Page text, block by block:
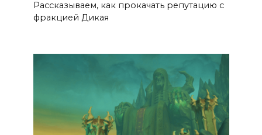
Рассказываем, как прокачать репутацию с
фракцией Дикая